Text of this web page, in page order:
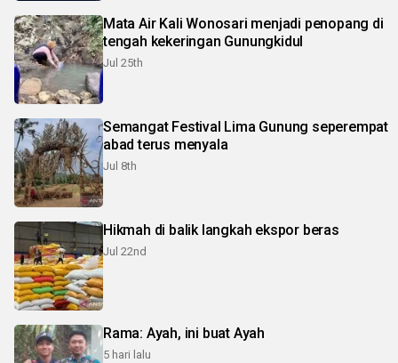
Mata Air Kali Wonosari menjadi penopang di
tengah kekeringan Gunungkidul
Jul 25th
Semangat Festival Lima Gunung seperempat
abad terus menyala
Jul 8th
Hikmah di balik langkah ekspor beras
Jul 22nd
Rama: Ayah, ini buat Ayah
5 hari lalu